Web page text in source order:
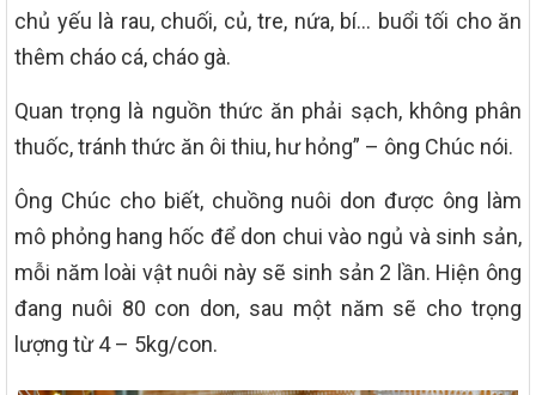
chủ yếu là rau, chuối, củ, tre, nứa, bí… buổi tối cho ăn
thêm cháo cá, cháo gà.
Quan trọng là nguồn thức ăn phải sạch, không phân
thuốc, tránh thức ăn ôi thiu, hư hỏng” – ông Chúc nói.
Ông Chúc cho biết, chuồng nuôi don được ông làm
mô phỏng hang hốc để don chui vào ngủ và sinh sản,
mỗi năm loài vật nuôi này sẽ sinh sản 2 lần. Hiện ông
đang nuôi 80 con don, sau một năm sẽ cho trọng
lượng từ 4 – 5kg/con.